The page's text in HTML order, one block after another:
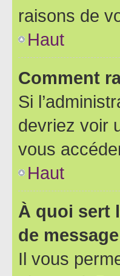
raisons de
Haut
Comment
Si
devriez voir
vous
Haut
À quoi sert
de
Il vous